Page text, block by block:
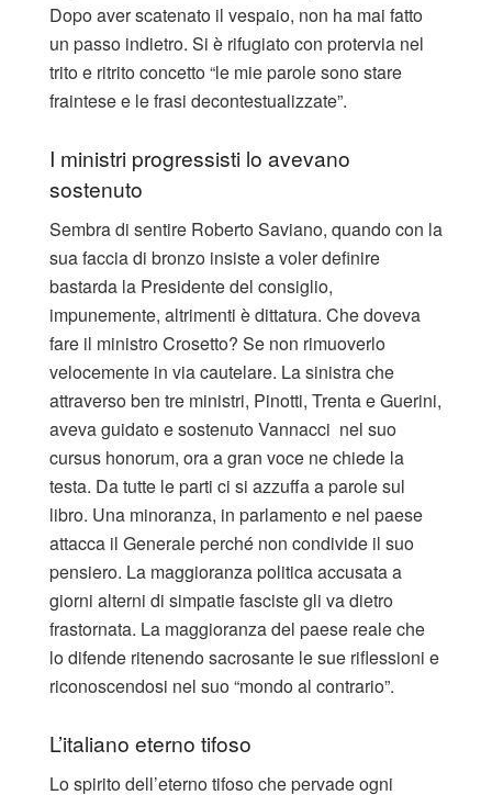
Dopo aver scatenato il vespaio, non ha mai fatto
un passo indietro. Si è rifugiato con protervia nel
trito e ritrito concetto “le mie parole sono stare
fraintese e le frasi decontestualizzate”.
I ministri progressisti lo avevano
sostenuto
Sembra di sentire Roberto Saviano, quando con la
sua faccia di bronzo insiste a voler definire
bastarda la Presidente del consiglio,
impunemente, altrimenti è dittatura. Che doveva
fare il ministro Crosetto? Se non rimuoverlo
velocemente in via cautelare. La sinistra che
attraverso ben tre ministri, Pinotti, Trenta e Guerini,
aveva guidato e sostenuto Vannacci nel suo
cursus honorum, ora a gran voce ne chiede la
testa. Da tutte le parti ci si azzuffa a parole sul
libro. Una minoranza, in parlamento e nel paese
attacca il Generale perché non condivide il suo
pensiero. La maggioranza politica accusata a
giorni alterni di simpatie fasciste gli va dietro
frastornata. La maggioranza del paese reale che
lo difende ritenendo sacrosante le sue riflessioni e
riconoscendosi nel suo “mondo al contrario”.
L’italiano eterno tifoso
Lo spirito dell’eterno tifoso che pervade ogni